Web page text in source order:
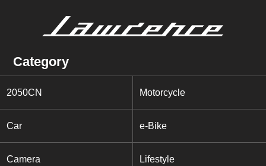
Category
2050CN Motorcycle
Car e-Bike
Camera Lifestyle